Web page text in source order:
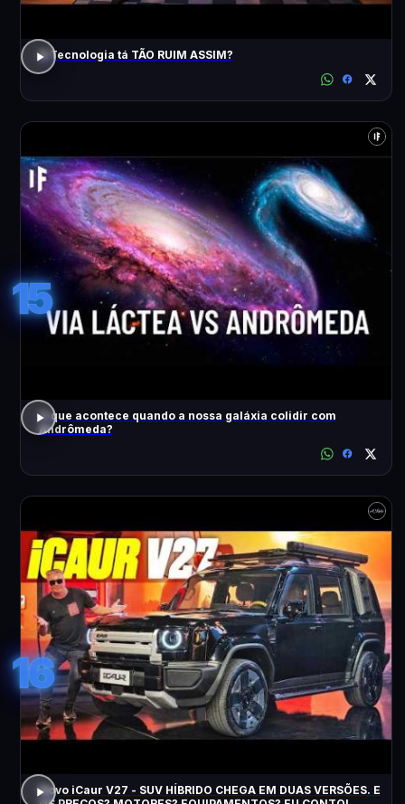
A Tecnologia tá TÃO RUIM ASSIM?
15
O que acontece quando a nossa galáxia colidir com
Andrômeda?
16
Novo iCaur V27 - SUV HÍBRIDO CHEGA EM DUAS VERSÕES. E